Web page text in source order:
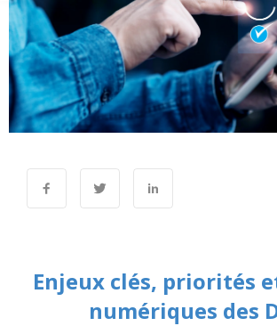
Enjeux clés, priorités
numériques des